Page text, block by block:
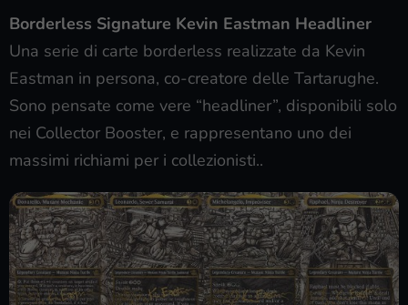
Borderless Signature Kevin Eastman Headliner
Una serie di carte borderless realizzate da Kevin
Eastman in persona, co-creatore delle Tartarughe.
Sono pensate come vere “headliner”, disponibili solo
nei Collector Booster, e rappresentano uno dei
massimi richiami per i collezionisti..